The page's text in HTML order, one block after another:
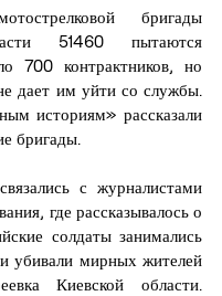
бригады
51460 пытаются
700 контрактников, но
дает им уйти со службы.
историям» рассказали
бригады.
с журналистами
где рассказывалось о
солдаты занимались
убивали мирных жителей
Киевской области.